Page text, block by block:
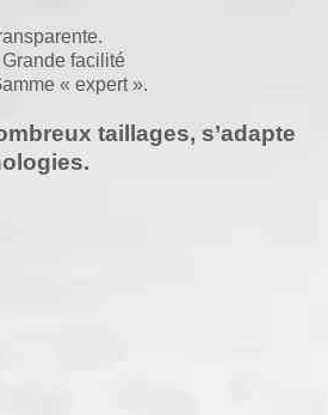
facilité
« expert ».
taillages, s’adapte